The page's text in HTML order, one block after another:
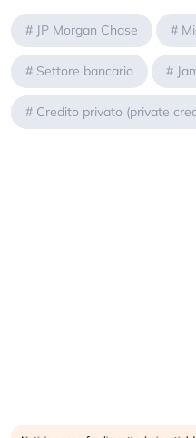
# JP Morgan Chase #
# Settore bancario #
# Credito privato (private